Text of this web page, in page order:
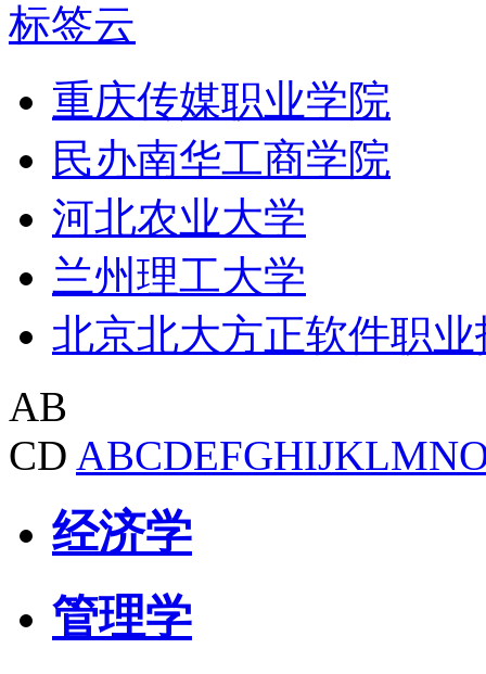
标签云
重庆传媒职业学院
民办南华工商学院
河北农业大学
兰州理工大学
北京北大方正软件职
AB
CD ABCDEFGHIJKLMN
经济学
管理学